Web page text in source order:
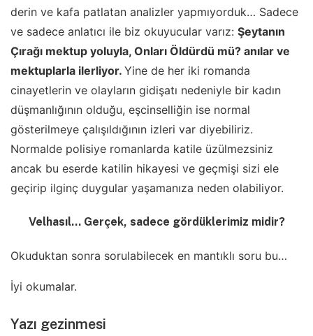
derin ve kafa patlatan analizler yapmıyorduk… Sadece
ve sadece anlatıcı ile biz okuyucular varız: Şeytanın
Çırağı mektup yoluyla, Onları Öldürdü mü? anılar ve
mektuplarla ilerliyor. Yine de her iki romanda
cinayetlerin ve olayların gidişatı nedeniyle bir kadın
düşmanlığının olduğu, eşcinselliğin ise normal
gösterilmeye çalışıldığının izleri var diyebiliriz.
Normalde polisiye romanlarda katile üzülmezsiniz
ancak bu eserde katilin hikayesi ve geçmişi sizi ele
geçirip ilginç duygular yaşamanıza neden olabiliyor.
Velhasıl… Gerçek, sadece gördüklerimiz midir?
Okuduktan sonra sorulabilecek en mantıklı soru bu…
İyi okumalar.
Yazı gezinmesi